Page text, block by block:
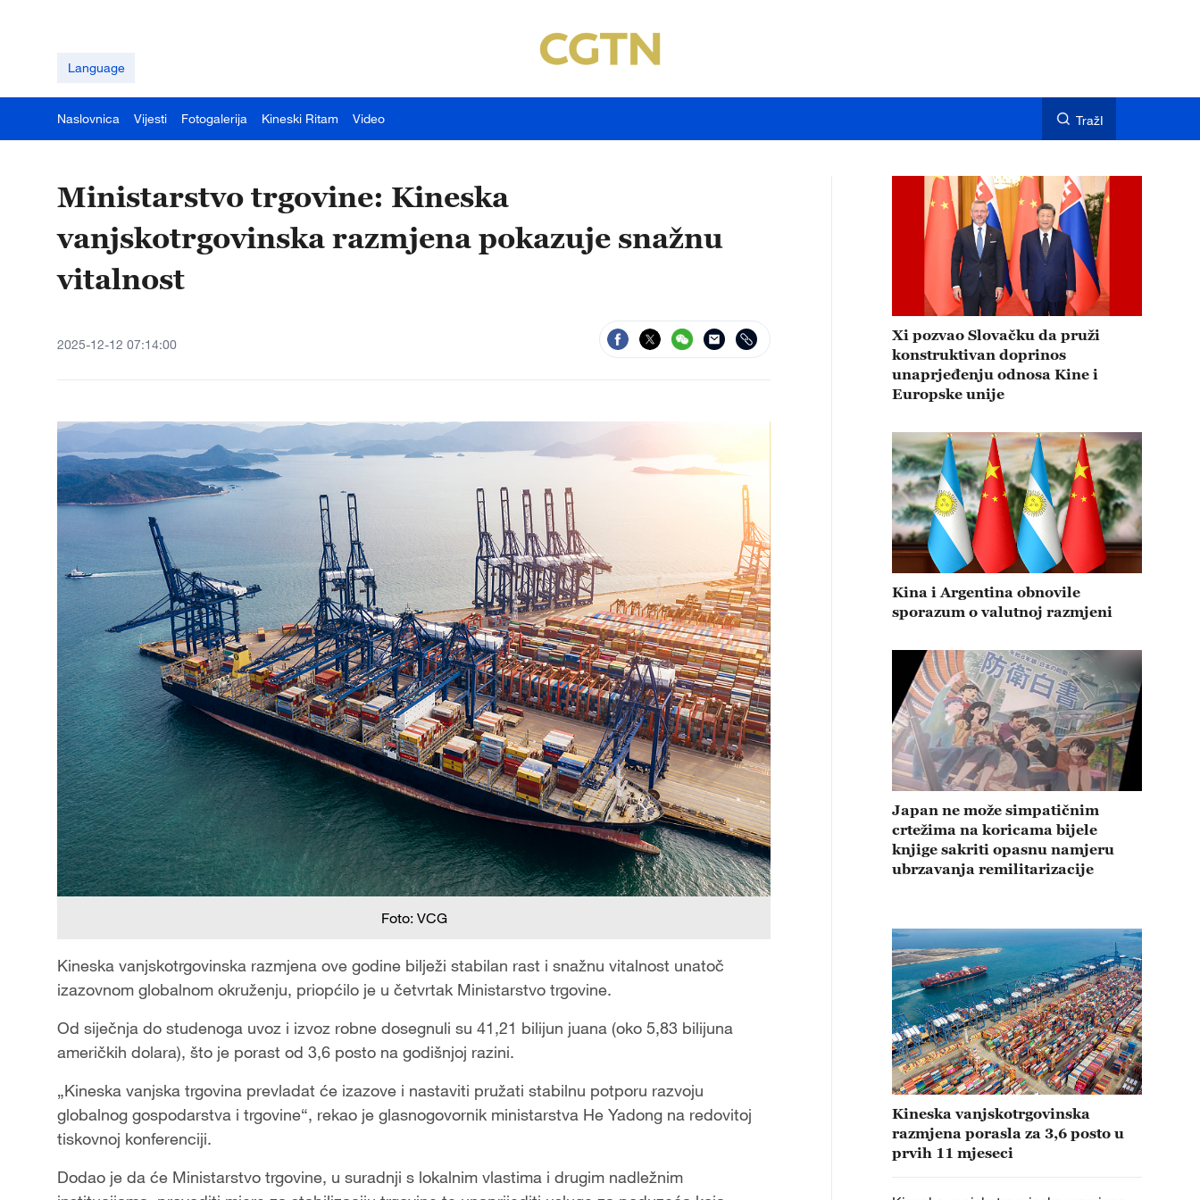
Language
Naslovnica Vijesti Fotogalerija Kineski Ritam Video TražI
Ministarstvo trgovine: Kineska
vanjskotrgovinska razmjena pokazuje snažnu
vitalnost
2025-12-12 07:14:00
Foto: VCG
Kineska vanjskotrgovinska razmjena ove godine bilježi stabilan rast i snažnu vitalnost unatoč
izazovnom globalnom okruženju, priopćilo je u četvrtak Ministarstvo trgovine.
Od siječnja do studenoga uvoz i izvoz robne dosegnuli su 41,21 bilijun juana (oko 5,83 bilijuna
američkih dolara), što je porast od 3,6 posto na godišnjoj razini.
„Kineska vanjska trgovina prevladat će izazove i nastaviti pružati stabilnu potporu razvoju
globalnog gospodarstva i trgovine“, rekao je glasnogovornik ministarstva He Yadong na redovitoj
tiskovnoj konferenciji.
Dodao je da će Ministarstvo trgovine, u suradnji s lokalnim vlastima i drugim nadležnim
Xi pozvao Slovačku da pruži
konstruktivan doprinos
unaprjeđenju odnosa Kine i
Europske unije
Kina i Argentina obnovile
sporazum o valutnoj razmjeni
Japan ne može simpatičnim
crtežima na koricama bijele
knjige sakriti opasnu namjeru
ubrzavanja remilitarizacije
Kineska vanjskotrgovinska
razmjena porasla za 3,6 posto u
prvih 11 mjeseci